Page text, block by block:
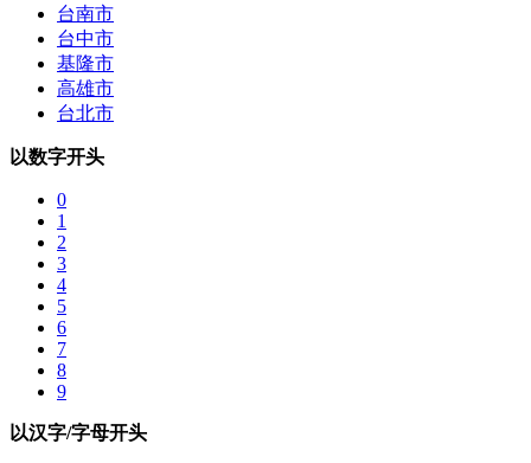
台南市
台中市
基隆市
高雄市
台北市
以数字开头
0
1
2
3
4
5
6
7
8
9
以汉字/字母开头